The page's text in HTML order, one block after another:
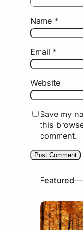
Name *
Email *
Website
Save my
this
comment.
Featured